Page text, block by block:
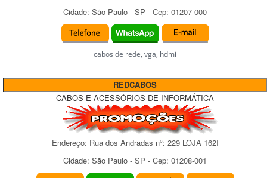
Cidade: São Paulo - SP - Cep: 01207-000
cabos de rede, vga, hdmi
REDCABOS
CABOS E ACESSÓRIOS DE INFORMÁTICA
Endereço: Rua dos Andradas nº: 229 LOJA 162I
Cidade: São Paulo - SP - Cep: 01208-001